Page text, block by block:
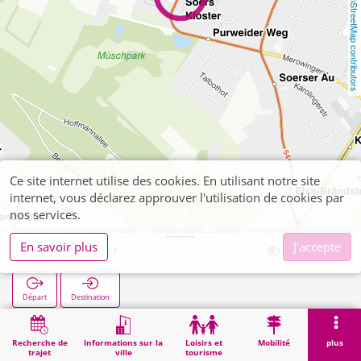
OpenStreetMap contributors
Recherche de
trajet
Informations sur la
ville
Loisirs et
tourisme
Mobilité plus
Soers Kloster
Départ Destination
Démarrage Soers Kloster
Ce site internet utilise des cookies. En utilisant notre site
internet, vous déclarez approuver l'utilisation de cookies par
nos services.
En savoir plus
J'accepte